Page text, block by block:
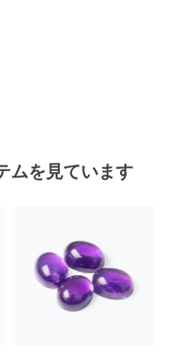
ムを見ています